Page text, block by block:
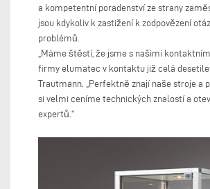
a kompetentní poradenství ze strany
jsou kdykoliv k zastižení k zodpovězení
problémů.
„Máme štěstí, že jsme s našimi
firmy elumatec v kontaktu již celá
Trautmann. „Perfektně znají naše stroje a
si velmi ceníme technických znalostí a
expertů.“